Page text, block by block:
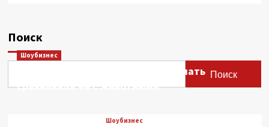
Поиск
Поиск
Шоубизнес
Этери Тутберидзе заявила, что мать
сравнивала ее с животными
Шоубизнес